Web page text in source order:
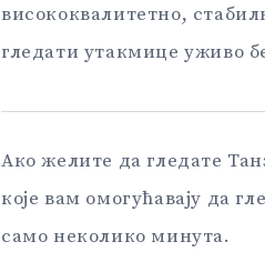
висококвалитетно,
гледати утакмице уживо
Ако желите да гледате
које вам омогућавају да
само неколико минута.